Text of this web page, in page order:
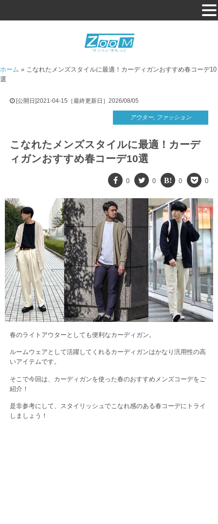
ホーム » こなれたメンズスタイルに最適！カーディガンおすすめ春コーデ10
選
[公開日]2021-04-15［最終更新日］2026/08/05
アウター, ファッション
こなれたメンズスタイルに最適！カーデ
ィガンおすすめ春コーデ10選
0 0 0 0
春のライトアウターとしても便利なカーディガン。
ルームウェアとして活躍してくれるカーディガンはかなり汎用性の高
いアイテムです。
そこで今回は、カーディガンを使った春のおすすめメンズコーデをご
紹介！
是非参考にして、スタイリッシュでこなれ感のある春コーデにトライ
しましょう！